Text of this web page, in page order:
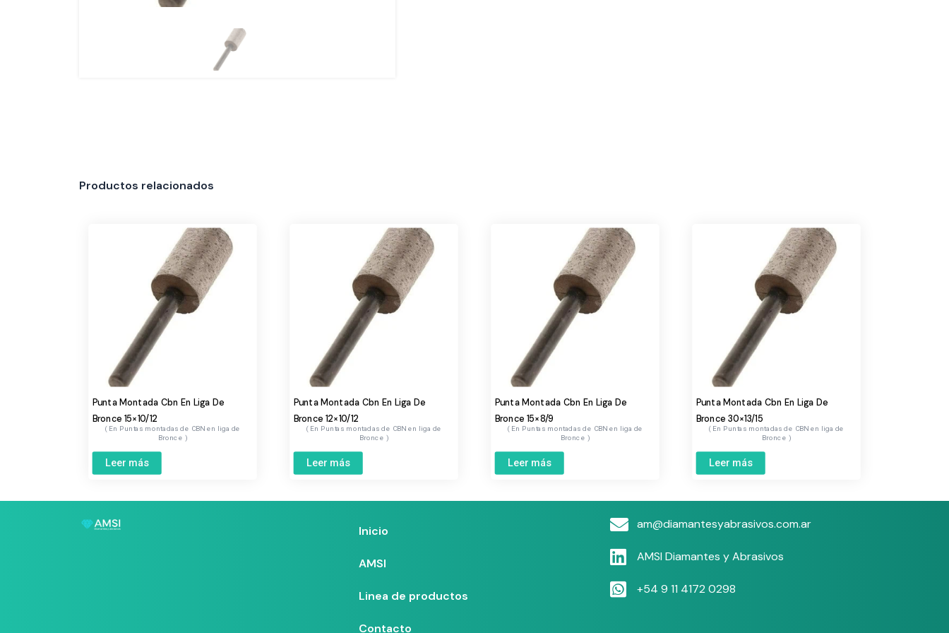
Productos relacionados
Punta Montada Cbn En Liga De
Bronce 15×10/12
Puntas montadas de CBN en liga de
Bronce
Leer más
Punta Montada Cbn En Liga De
Bronce 12×10/12
Puntas montadas de CBN en liga de
Bronce
Leer más
Punta Montada Cbn En Liga De
Bronce 15×8/9
Puntas montadas de CBN en liga de
Bronce
Leer más
Punta Montada Cbn En Liga De
Bronce 30×13/15
Puntas montadas de CBN en liga de
Bronce
Leer más
Inicio
AMSI
Linea de productos
Contacto
am@diamantesyabrasivos.com.ar
AMSI Diamantes y Abrasivos
+54 9 11 4172 0298